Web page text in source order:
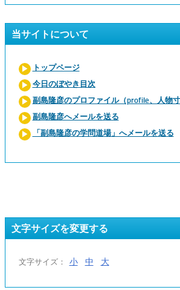
当サイトについて
トップページ
今日のぼやき目次
副島隆彦のプロファイル（profile、人物寸
副島隆彦へメールを送る
「副島隆彦の学問道場」へメールを送る
文字サイズを変更する
文字サイズ： 小 中 大